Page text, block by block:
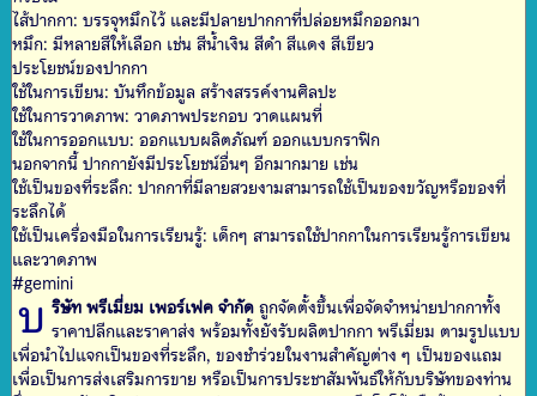
ไส้ปากกา: บรรจุหมึกไว้ และมีปลายปากกาที่ปล่อยหมึกออกมา
หมึก: มีหลายสีให้เลือก เช่น สีน้ำเงิน สีดำ สีแดง สีเขียว
ประโยชน์ของปากกา
ใช้ในการเขียน: บันทึกข้อมูล สร้างสรรค์งานศิลปะ
ใช้ในการวาดภาพ: วาดภาพประกอบ วาดแผนที่
ใช้ในการออกแบบ: ออกแบบผลิตภัณฑ์ ออกแบบกราฟิก
นอกจากนี้ ปากกายังมีประโยชน์อื่นๆ อีกมากมาย เช่น
ใช้เป็นของที่ระลึก: ปากกาที่มีลายสวยงามสามารถใช้เป็นของขวัญหรือของที่
ระลึกได้
ใช้เป็นเครื่องมือในการเรียนรู้: เด็กๆ สามารถใช้ปากกาในการเรียนรู้การเขียน
และวาดภาพ
#gemini
บ ริษัท พรีเมี่ยม เพอร์เฟค จำกัด
ราคาปลีกและราคาส่ง พร้อมทั้งยังรับผลิตปากกา พรีเมี่ยม ตามรูปแบบ
เพื่อนำไปแจกเป็นของที่ระลึก, ของชำร่วยในงานสำคัญต่าง ๆ เป็นของแถม
เพื่อเป็นการส่งเสริมการขาย หรือเป็นการประชาสัมพันธ์ให้กับบริษัทของท่าน